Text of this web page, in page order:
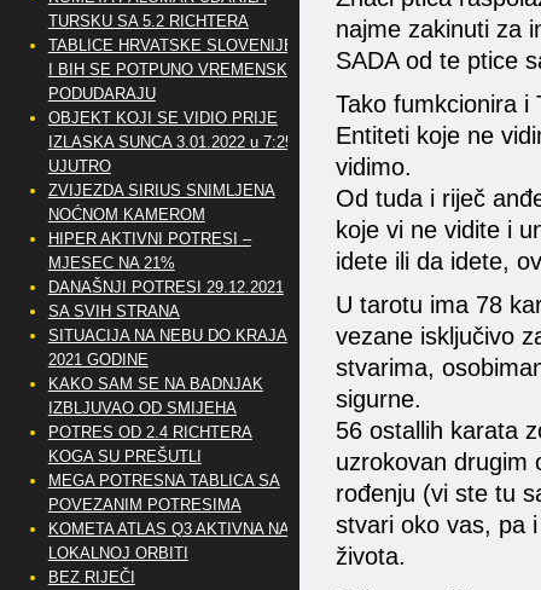
najme zakinuti za
SADA od te ptice
Tako fumkcionira i
Entiteti koje ne
vidimo.
Od tuda i riječ
koje vi ne vidite i
idete ili da idete,
U tarotu ima 78
vezane isključivo
stvarima,
sigurne.
56 ostallih karata
uzrokovan drugim
rođenju (vi ste tu
stvari oko vas, pa
života.
TURSKU SA 5.2 RICHTERA
TABLICE HRVATSKE SLOVENIJE
I BIH SE POTPUNO VREMENSKI
PODUDARAJU
OBJEKT KOJI SE VIDIO PRIJE
IZLASKA SUNCA 3.01.2022 u 7:25
UJUTRO
ZVIJEZDA SIRIUS SNIMLJENA
NOĆNOM KAMEROM
HIPER AKTIVNI POTRESI –
MJESEC NA 21%
DANAŠNJI POTRESI 29.12.2021
SA SVIH STRANA
SITUACIJA NA NEBU DO KRAJA
2021 GODINE
KAKO SAM SE NA BADNJAK
IZBLJUVAO OD SMIJEHA
POTRES OD 2.4 RICHTERA
KOGA SU PREŠUTLI
MEGA POTRESNA TABLICA SA
POVEZANIM POTRESIMA
KOMETA ATLAS Q3 AKTIVNA NA
LOKALNOJ ORBITI
BEZ RIJEČI